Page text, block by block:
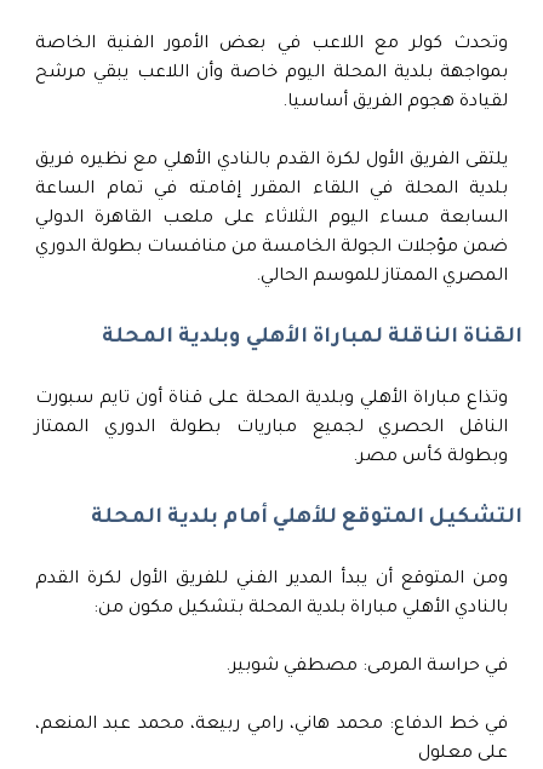
وتحدث كولر مع اللاعب في بعض الأمور الفنية الخاصة
بمواجهة بلدية المحلة اليوم خاصة وأن اللاعب يبقي مرشح
لقيادة هجوم الفريق أساسيا.
يلتقى الفريق الأول لكرة القدم بالنادي الأهلي مع نظيره فريق
بلدية المحلة في اللقاء المقرر إقامته في تمام الساعة
السابعة مساء اليوم الثلاثاء على ملعب القاهرة الدولي
ضمن مؤجلات الجولة الخامسة من منافسات بطولة الدوري
المصري الممتاز للموسم الحالي.
القناة الناقلة لمباراة الأهلي وبلدية المحلة
وتذاع مباراة الأهلي وبلدية المحلة على قناة أون تايم سبورت
الناقل الحصري لجميع مباريات بطولة الدوري الممتاز
وبطولة كأس مصر.
التشكيل المتوقع للأهلي أمام بلدية المحلة
ومن المتوقع أن يبدأ المدير الفني للفريق الأول لكرة القدم
بالنادي الأهلي مباراة بلدية المحلة بتشكيل مكون من:
في حراسة المرمى: مصطفي شوبير.
في خط الدفاع: محمد هاني، رامي ربيعة، محمد عبد المنعم،
على معلول